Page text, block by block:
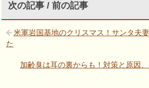
次の記事 / 前の記事
米軍岩国基地のクリスマス！サンタ夫
た
加齢臭は耳の裏からも！対策と原因